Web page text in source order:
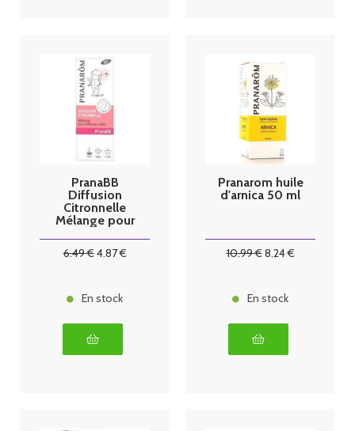
PranaBB
Diffusion
Citronnelle
Mélange pour
6.49€4.87€
En stock
Pranarom huile
d'arnica 50 ml
10.99€8.24€
En stock